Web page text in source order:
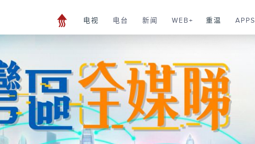
电视 电台 新闻 WEB+ 重温 APPS